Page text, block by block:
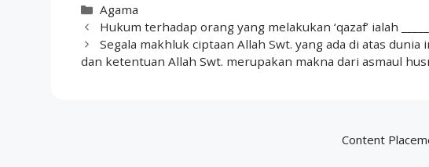
Categories
Agama
Hukum terhadap orang yang melakukan ‘qazaf’ ialah
Segala makhluk ciptaan Allah Swt. yang ada di atas
dan ketentuan Allah Swt. merupakan makna dari asmaul
Content